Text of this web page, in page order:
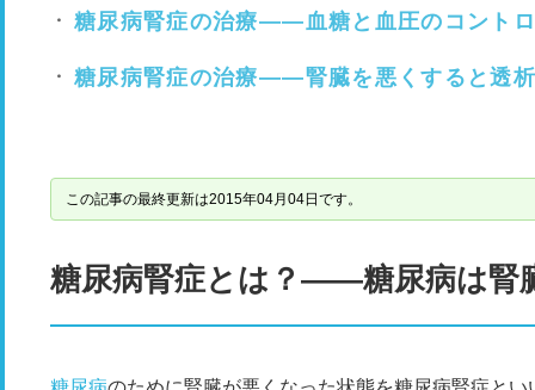
糖尿病腎症の治療――血糖と血圧のコント
糖尿病腎症の治療――腎臓を悪くすると透
この記事の最終更新は2015年04月04日です。
糖尿病腎症とは？――糖尿病は腎